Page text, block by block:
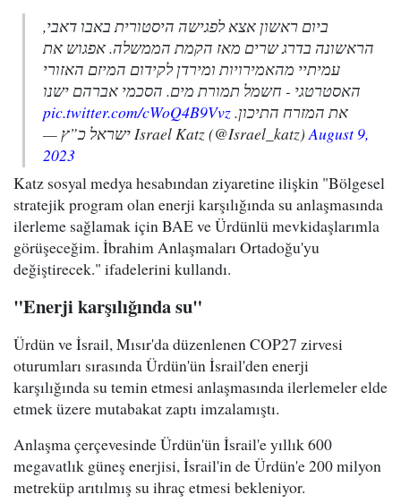
ביום ראשון אצא לפגישה היסטורית באבו דאבי,
הראשונה בדרג שרים מאז הקמת הממשלה. אפגוש את
עמיתיי מהאמירויות ומירדן לקידום המיזם האזורי
האסטרטגי - חשמל תמורת מים. הסכמי אברהם ישנו
את המזרח התיכון.pic.twitter.com/cWoQ4B9Vvz
— ישראל כ”ץ Israel Katz (@Israel_katz)August 9,
2023
Katz sosyal medya hesabından ziyaretine ilişkin "Bölgesel
stratejik program olan enerji karşılığında su anlaşmasında
ilerleme sağlamak için BAE ve Ürdünlü mevkidaşlarımla
görüşeceğim. İbrahim Anlaşmaları Ortadoğu'yu
değiştirecek." ifadelerini kullandı.
"Enerji karşılığında su"
Ürdün ve İsrail, Mısır'da düzenlenen COP27 zirvesi
oturumları sırasında Ürdün'ün İsrail'den enerji
karşılığında su temin etmesi anlaşmasında ilerlemeler elde
etmek üzere mutabakat zaptı imzalamıştı.
Anlaşma çerçevesinde Ürdün'ün İsrail'e yıllık 600
megavatlık güneş enerjisi, İsrail'in de Ürdün'e 200 milyon
metreküp arıtılmış su ihraç etmesi bekleniyor.